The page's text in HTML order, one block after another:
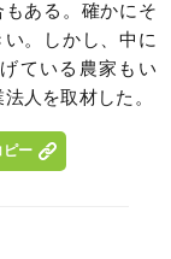
ある。確かにそ
。しかし、中に
ている農家もい
人を取材した。
ー